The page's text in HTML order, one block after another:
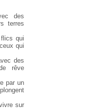
des
terres
qui
qui
des
rêve
par un
sur